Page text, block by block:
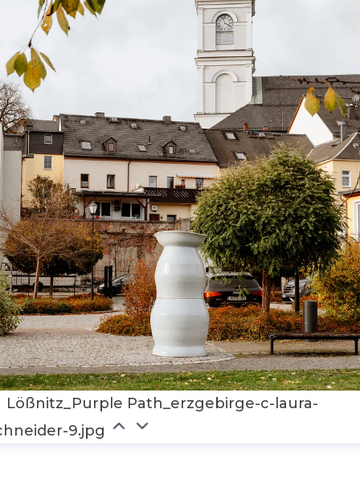
Lößnitz_Purple Path_erzgebirge-c-laura-
9.jpg